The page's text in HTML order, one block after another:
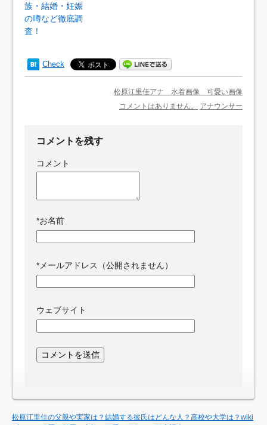
族・結婚・妊娠
の噂など徹底調
査！
Check
松原江里佳アナ 水着画像 可愛い画像
コメントはありません。
アナウンサー
コメントを残す
コメント
*お名前
* メールアドレス（公開されません）
ウェブサイト
松原江里佳の父親や実家は？結婚する彼氏はどんな人？高校や大学は？wiki